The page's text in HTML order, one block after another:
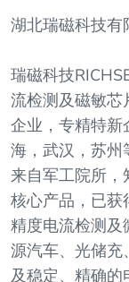
湖北瑞磁科技有
瑞磁科技
流检测及磁敏芯
企业，专精特新
海，武汉，苏州
来自军工院所，
核心产品，已
精度电流检测及
源汽车、光储充
及稳定、精确